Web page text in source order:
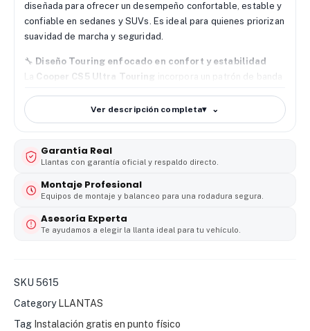
diseñada para ofrecer un desempeño confortable, estable y
confiable en sedanes y SUVs. Es ideal para quienes priorizan
suavidad de marcha y seguridad.
🔧 Diseño Touring enfocado en confort y estabilidad
Cooper CS5 Ultra Touring incorpora un patrón de banda
y reduce vibraciones durante la conducción diaria.
🌧️Agarre confiable en seco y mojado
Gracias a su compuesto avanzado y canales de evacuación
eficientes, esta llanta Cooper 215/60 R16ofrece un agarre
hidroplaneo y mejora el frenado.
🚗 Conducción silenciosa y alta durabilidad
Su estructura radial y el desgaste uniforme prolongan la vida
💰 Excelente relación valor–confort premium
La llantaCooper 215/60 R16 CS5 Ultra Touring
por su equilibrio entre confort, seguridad y precio
Ver descripción completa▾
Garantía Real
Llantas con garantía oficial y respaldo directo.
Montaje Profesional
Equipos de montaje y balanceo para una rodadura segura.
Asesoría Experta
Te ayudamos a elegir la llanta ideal para tu vehículo.
SKU 5615
Category LLANTAS
Tag Instalación gratis en punto físico